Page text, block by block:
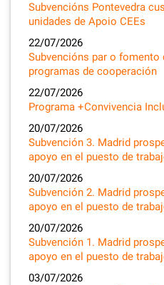
Subvencións Pontevedra
unidades de Apoio CEEs
22/07/2026
Subvencións par o fomento
programas de cooperación
22/07/2026
Programa +Convivencia
20/07/2026
Subvención 3. Madrid
apoyo en el puesto de
20/07/2026
Subvención 2. Madrid
apoyo en el puesto de
20/07/2026
Subvención 1. Madrid
apoyo en el puesto de
03/07/2026